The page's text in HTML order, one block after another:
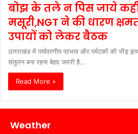
बोझ के तले न पिस जाये कहीं
मसूरी,NGT ने की धारण
उपायों को लेकर बैठक
उत्तराखंड में पर्यावरणीय प्रभाव और पर्यटकों की भीड़
संतुलन बना रहना बेहद जरुरी है…
Read More »
Weather